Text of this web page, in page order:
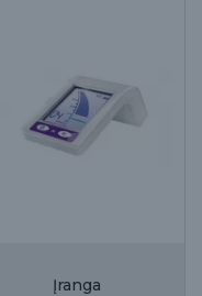
Įranga